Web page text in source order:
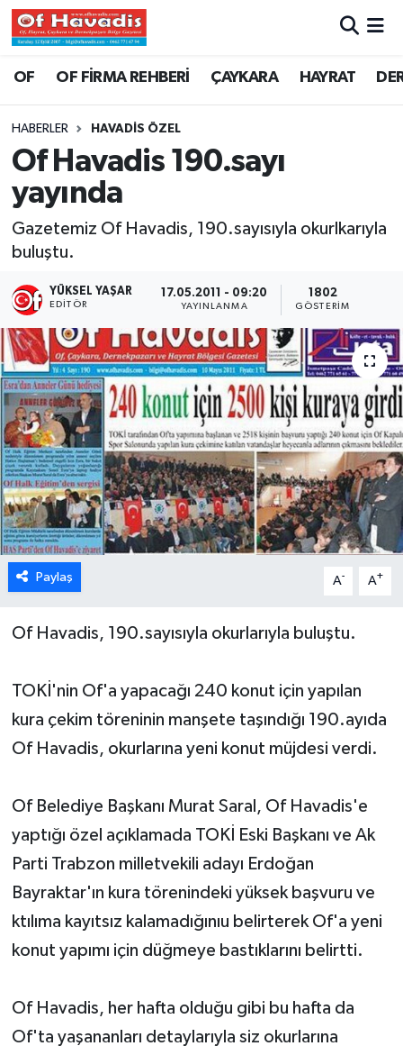
OF OF FİRMA REHBERİ ÇAYKARA HAYRAT
HABERLER HAVADİS ÖZEL
Of Havadis 190.sayı
yayında
Gazetemiz Of Havadis, 190.sayısıyla okurlkarıyla
buluştu.
YÜKSEL YAŞAR
EDITÖR
17.05.2011 - 09:20
YAYINLANMA
1802
GÖSTERIM
Paylaş A- A+
Of Havadis, 190.sayısıyla okurlarıyla buluştu.
TOKİ'nin Of'a yapacağı 240 konut için yapılan
kura çekim töreninin manşete taşındığı 190.ayıda
Of Havadis, okurlarına yeni konut müjdesi verdi.
Of Belediye Başkanı Murat Saral, Of Havadis'e
yaptığı özel açıklamada TOKİ Eski Başkanı ve Ak
Parti Trabzon milletvekili adayı Erdoğan
Bayraktar'ın kura törenindeki yüksek başvuru ve
ktılıma kayıtsız kalamadığınıu belirterek Of'a yeni
konut yapımı için düğmeye bastıklarını belirtti.
Of Havadis, her hafta olduğu gibi bu hafta da
Of'ta yaşananları detaylarıyla siz okurlarına
Trabzon Nöbetçi Eczaneler
Trabzon Namaz Vakitleri
Trabzon Trafik Yoğunluk Haritası
Süper Lig Puan Durumu ve Fikstür
Tüm Manşetler
Son Dakika Haberleri
Haber Arşivi